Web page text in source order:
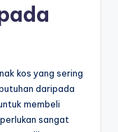
kos yang sering
daripada
membeli
sangat